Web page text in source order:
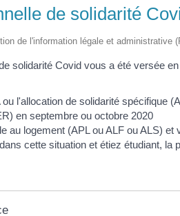
de solidarité
de l'information légale et administrative
solidarité Covid vous a été versée
l'allocation de solidarité spécifique
en septembre ou octobre 2020
au logement (APL ou ALF ou ALS)
cette situation et étiez étudiant,